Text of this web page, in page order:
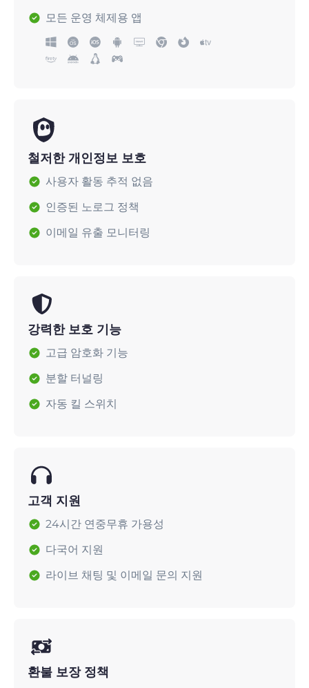
모든 운영 체제용 앱
철저한 개인정보 보호
사용자 활동 추적 없음
인증된 노로그 정책
이메일 유출 모니터링
강력한 보호 기능
고급 암호화 기능
분할 터널링
자동 킬 스위치
고객 지원
24시간 연중무휴 가용성
다국어 지원
라이브 채팅 및 이메일 문의 지원
환불 보장 정책